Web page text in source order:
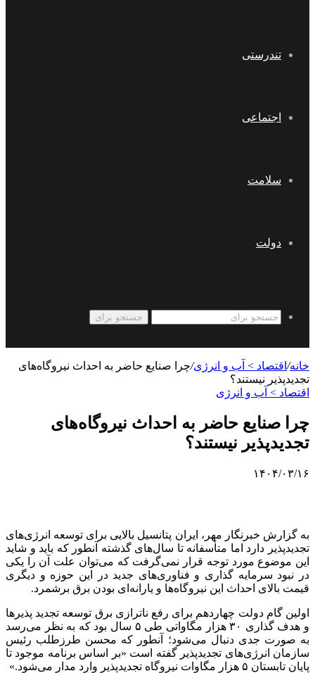
تندرستی
اجتماعی
سلامت
دولت
جستجو برای
خانه/ اقتصاد > آب و انرژی/چرا صنایع حاضر به احداث نیروگاه‌های
تجدیدپذیر نیستند؟
اقتصاد > آب و انرژی
چرا صنایع حاضر به احداث نیروگاه‌های
تجدیدپذیر نیستند؟
۱۴۰۴/۰۳/۱۶
به گزارش خبرنگار مهر، ایران پتانسیل بالایی برای توسعه انرژی‌های
تجدیدپذیر دارد اما متأسفانه تا سال‌های گذشته آنطور که باید و شاید
این موضوع مورد توجه قرار نمی‌گرفت که می‌توان علت آن را یکی
در نبود سرمایه گذاری و فناوری‌های جدید در این حوزه و دیگری
قیمت بالای احداث این نیروگاه‌ها و یارانه‌ای بودن برق برشمرد.
اولین گام دولت چهاردهم برای رفع ناترازی برق توسعه تجدید پذیر ها
و هدف گذاری ۳۰ هزار مگاواتی طی ۵ سال بود که به نظر می‌رسد
به صورت جدی دنبال می‌شود؛ آنطور که محسن طرزطلب رئیس
سازمان انرژی‌های تجدیدپذیر گفته است «بر اساس برنامه موجود تا
پایان تابستان ۵ هزار مگاوات نیروگاه
تجدیدپذیر وارد مدار می‌شود.»